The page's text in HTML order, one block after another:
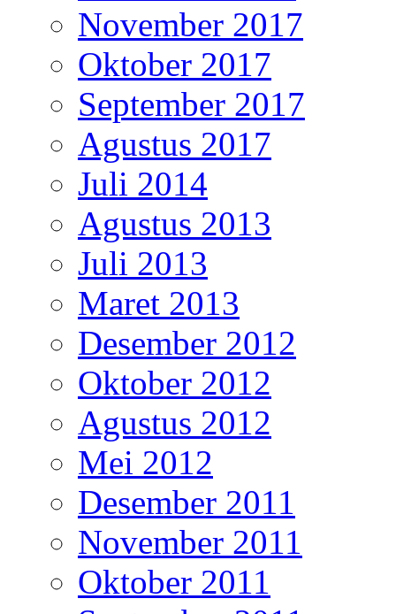
November 2017
Oktober 2017
September 2017
Agustus 2017
Juli 2014
Agustus 2013
Juli 2013
Maret 2013
Desember 2012
Oktober 2012
Agustus 2012
Mei 2012
Desember 2011
November 2011
Oktober 2011